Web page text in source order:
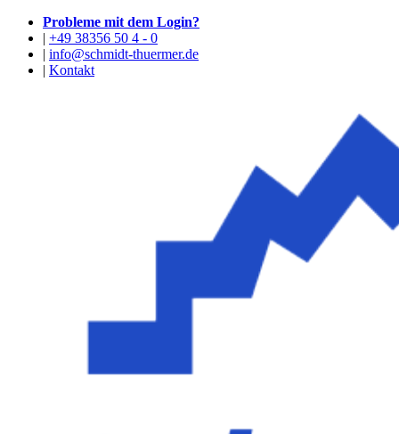
Probleme mit dem Login?
| +49 38356 50 4 - 0
| info@schmidt-thuermer.de
| Kontakt